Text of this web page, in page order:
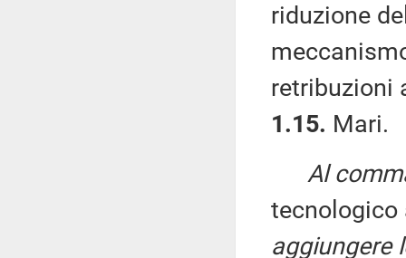
riduzione
retribuzioni
1.15. Mari.
Al
tecnologico
aggiungere